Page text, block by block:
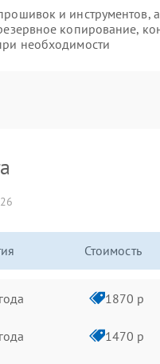
и инструментов,
копирование,
необходимости
Стоимость
1870 р
1470 р